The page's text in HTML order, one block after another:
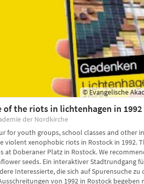
© Evangelische
of the riots in lichtenhagen in 1992
der Nordkirche
for youth groups, school classes and other
violent xenophobic riots in Rostock in 1992.
at Doberaner Platz in Rostock. We
seeds. Ein interaktiver Stadtrundgang
Interessierte, die sich auf Spurensuche zu
von 1992 in Rostock begeben